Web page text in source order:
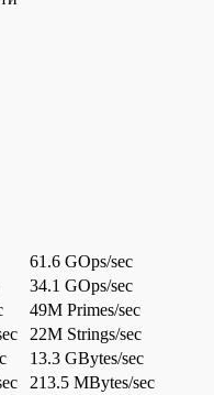
61.6 GOps/sec
34.1 GOps/sec
49M Primes/sec
22M Strings/sec
13.3 GBytes/sec
213.5 MBytes/sec